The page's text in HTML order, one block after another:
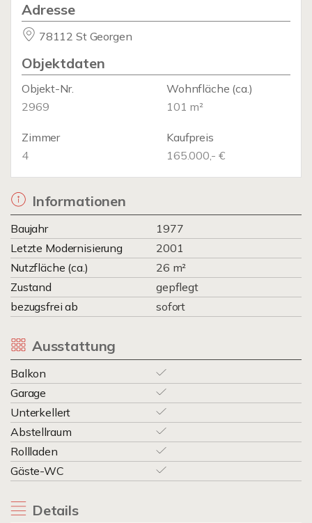
Adresse
78112 St Georgen
Objektdaten
Objekt-Nr.
2969
Wohnfläche (ca.)
101 m²
Zimmer
4
Kaufpreis
165.000,- €
Informationen
Baujahr
1977
Letzte Modernisierung
2001
Nutzfläche (ca.)
26 m²
Zustand
gepflegt
bezugsfrei ab
sofort
Ausstattung
Balkon
Garage
Unterkellert
Abstellraum
Rollladen
Gäste-WC
Details